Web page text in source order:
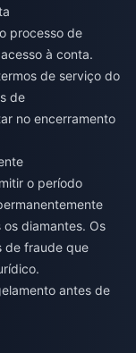
processo de
à conta.
de serviço do
de
no encerramento
o período
diamantes. Os
de fraude que
antes de